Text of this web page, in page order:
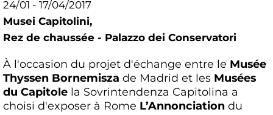
24/01 - 17/04/2017
Musei Capitolini,
Rez de chaussée - Palazzo dei Conservatori
À l'occasion du projet d'échange entre le Musée
Thyssen Bornemisza de Madrid et les Musées
du Capitole la Sovrintendenza Capitolina a
choisi d'exposer à Rome L’Annonciation du